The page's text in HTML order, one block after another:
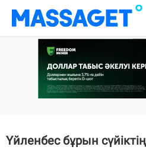
Үйленбес бұрын